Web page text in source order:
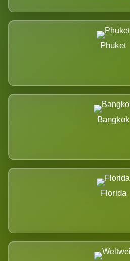
Phuket
Bangkok
Florida